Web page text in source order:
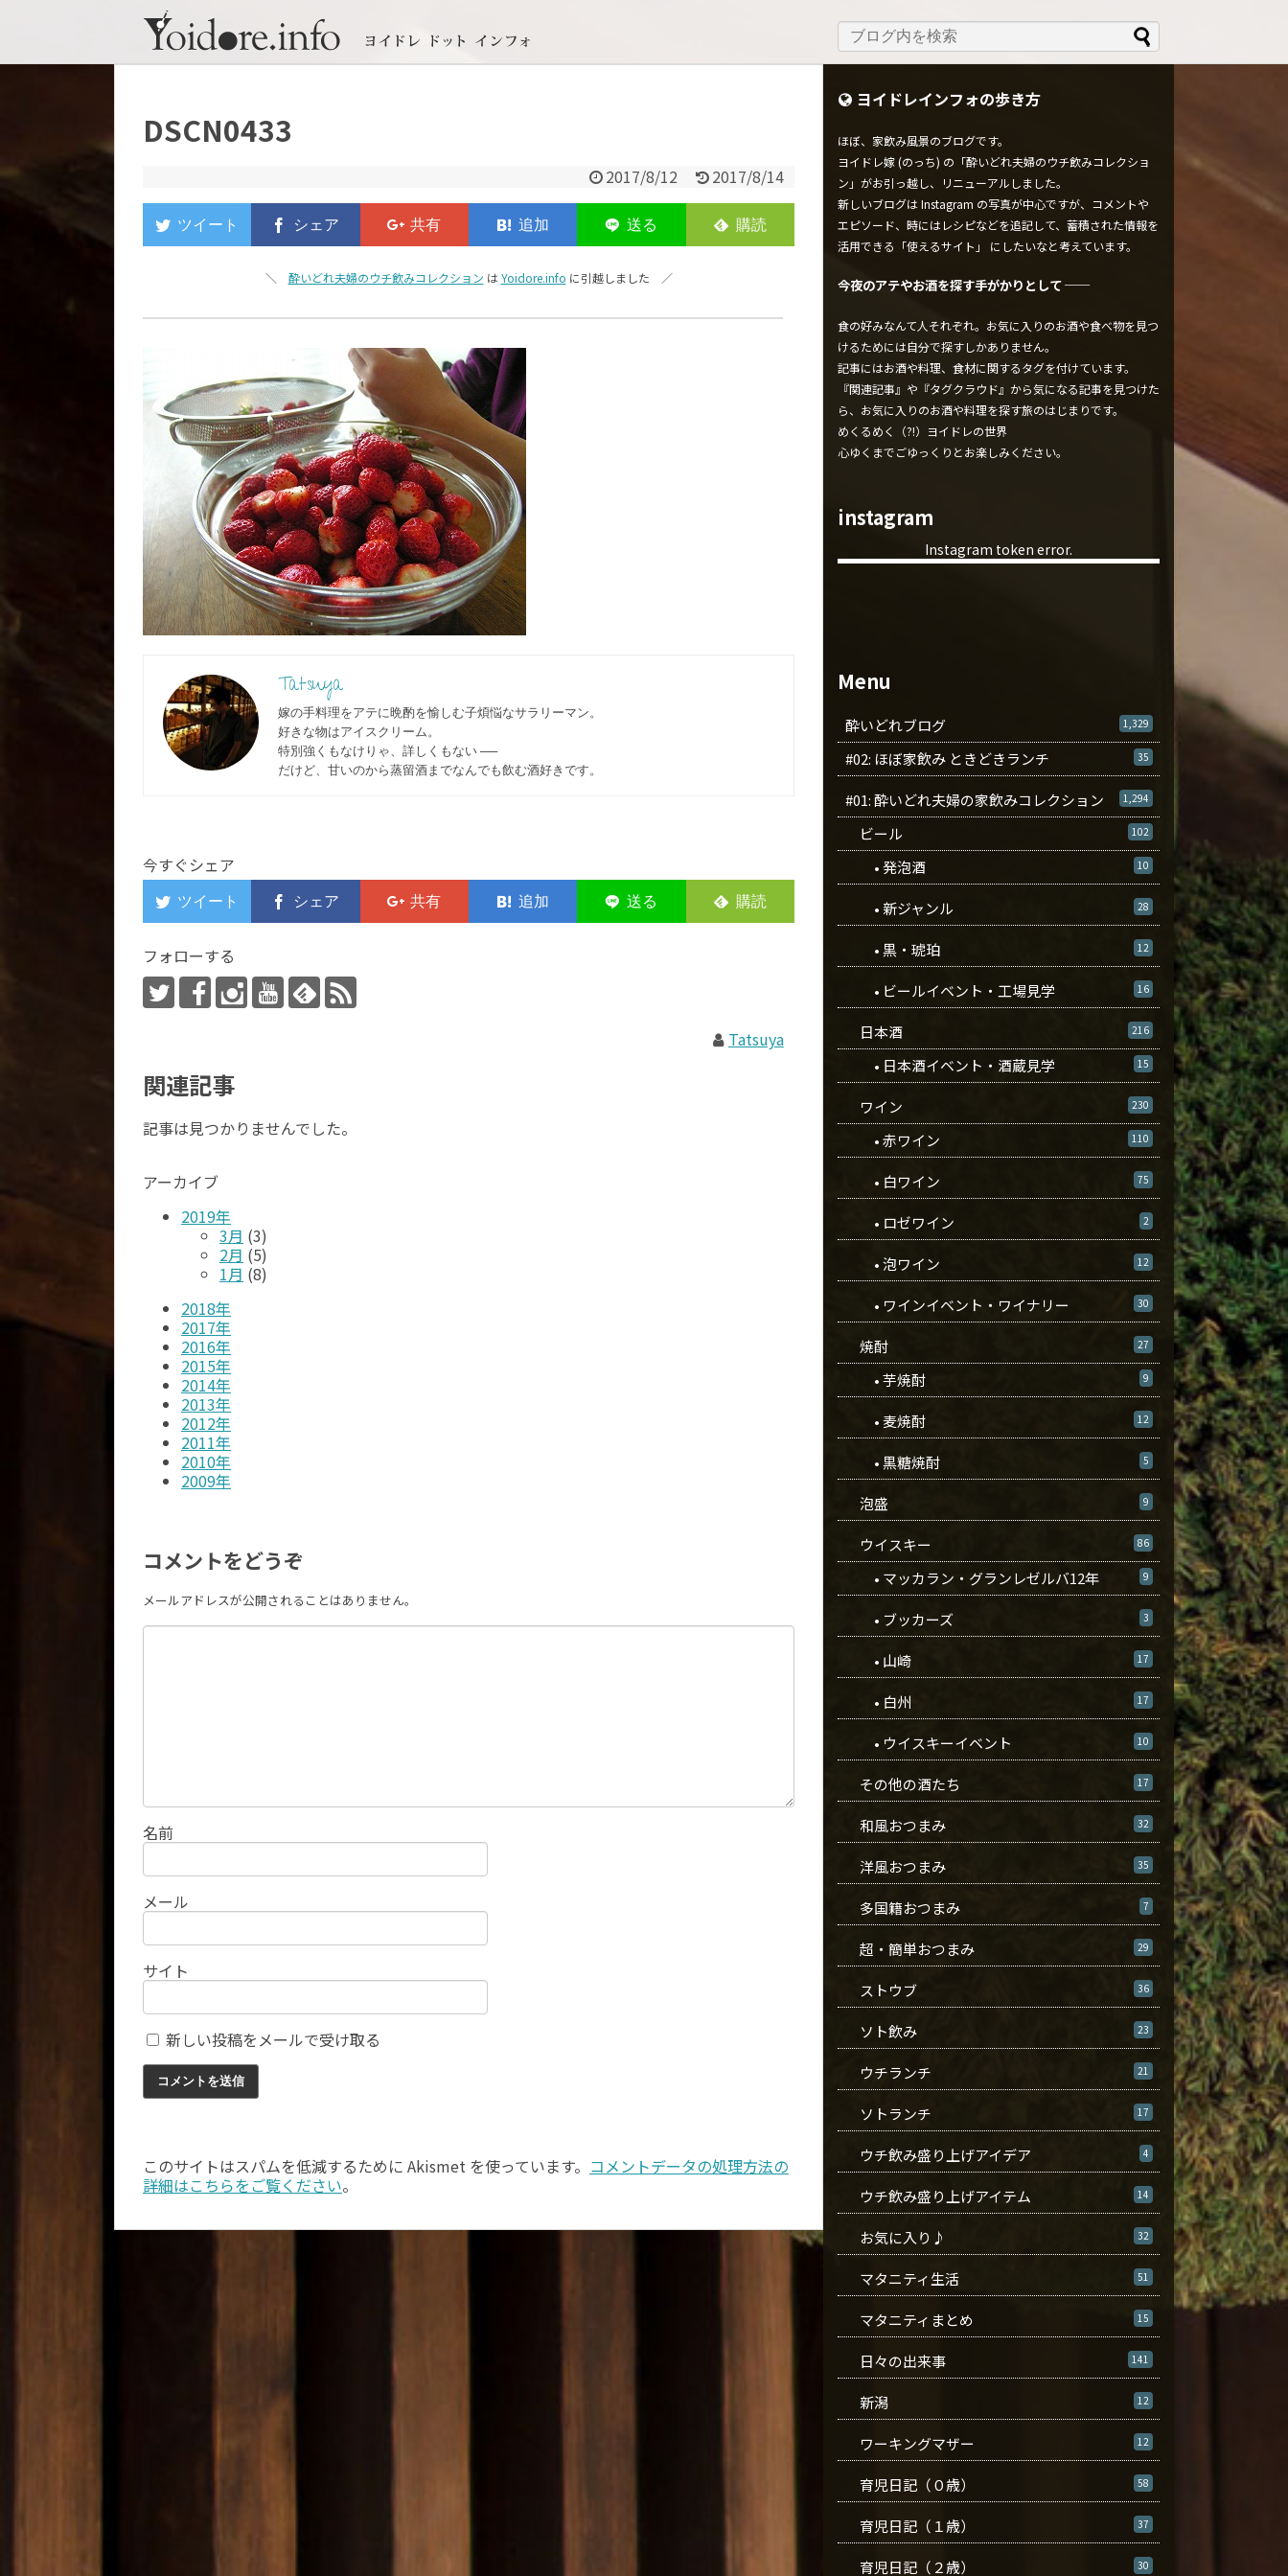
DSCN0433
2017/8/12 2017/8/14
＼ 酔いどれ夫婦のウチ飲みコレクション は Yoidore.info に引越しました ／
Tatsuya
嫁の手料理をアテに晩酌を愉しむ子煩悩なサラリーマン。
好きな物はアイスクリーム。
特別強くもなけりゃ、詳しくもない ──
だけど、甘いのから蒸留酒までなんでも飲む酒好きです。
今すぐシェア
フォローする
Tatsuya
関連記事
記事は見つかりませんでした。
アーカイブ
2019年
3月 (3)
2月 (5)
1月 (8)
2018年
2017年
2016年
2015年
2014年
2013年
2012年
2011年
2010年
2009年
コメントをどうぞ
メールアドレスが公開されることはありません。
名前
メール
サイト
新しい投稿をメールで受け取る
このサイトはスパムを低減するために Akismet を使っています。 コメントデータの処理方法の
詳細はこちらをご覧ください。
ヨイドレインフォの歩き方
ほぼ、家飲み風景のブログです。
ヨイドレ嫁 (のっち) の「酔いどれ夫婦のウチ飲みコレクショ
ン」がお引っ越し、リニューアルしました。
新しいブログは Instagram の写真が中心ですが、コメントや
エピソード、時にはレシピなどを追記して、蓄積された情報を
活用できる「使えるサイト」 にしたいなと考えています。
今夜のアテやお酒を探す手がかりとして ──
食の好みなんて人それぞれ。お気に入りのお酒や食べ物を見つ
けるためには自分で探すしかありません。
記事にはお酒や料理、食材に関するタグを付けています。
『関連記事』や『タグクラウド』から気になる記事を見つけた
ら、お気に入りのお酒や料理を探す旅のはじまりです。
めくるめく（?!）ヨイドレの世界
心ゆくまでごゆっくりとお楽しみください。
instagram
Instagram token error.
Menu
酔いどれブログ 1,329
#02: ほぼ家飲み ときどきランチ 35
#01: 酔いどれ夫婦の家飲みコレクション 1,294
ビール 102
• 発泡酒 10
• 新ジャンル 28
• 黒・琥珀 12
• ビールイベント・工場見学 16
日本酒 216
• 日本酒イベント・酒蔵見学 15
ワイン 230
• 赤ワイン 110
• 白ワイン 75
• ロゼワイン 2
• 泡ワイン 12
• ワインイベント・ワイナリー 30
焼酎 27
• 芋焼酎 9
• 麦焼酎 12
• 黒糖焼酎 5
泡盛 9
ウイスキー 86
• マッカラン・グランレゼルバ12年 9
• ブッカーズ 3
• 山崎 17
• 白州 17
• ウイスキーイベント 10
その他の酒たち 17
和風おつまみ 32
洋風おつまみ 35
多国籍おつまみ 7
超・簡単おつまみ 29
ストウブ 36
ソト飲み 23
ウチランチ 21
ソトランチ 17
ウチ飲み盛り上げアイデア 4
ウチ飲み盛り上げアイテム 14
お気に入り♪ 32
マタニティ生活 51
マタニティまとめ 15
日々の出来事 141
新潟 12
ワーキングマザー 12
育児日記（０歳） 58
育児日記（１歳） 37
育児日記（２歳） 30